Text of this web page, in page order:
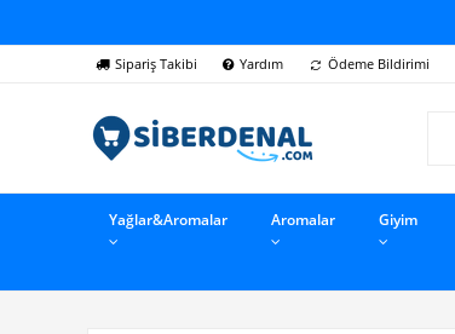
Sipariş Takibi Yardım Ödeme Bildirimi
Yağlar&Aromalar Aromalar Giyim